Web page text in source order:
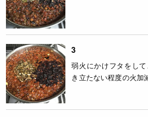
3
弱火にかけフタをし
き立たない程度の火加